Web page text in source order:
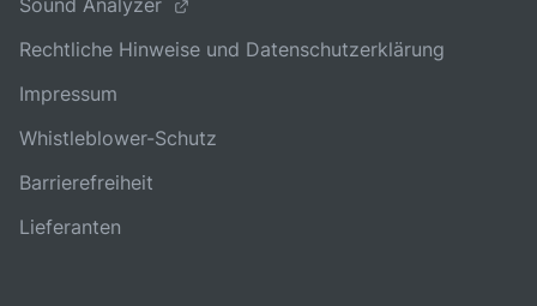
Sound Analyzer
Rechtliche Hinweise und Datenschutzerklärung
Impressum
Whistleblower-Schutz
Barrierefreiheit
Lieferanten